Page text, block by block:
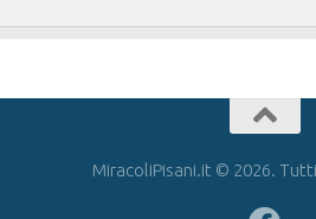
MiracoliPisani.it © 2026.